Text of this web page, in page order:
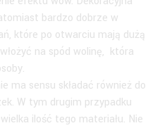
bardzo dobrze w
które po otwarciu mają dużą
na spód wolinę, która
ma sensu składać również do
W tym drugim przypadku
ilość tego materiału. Nie